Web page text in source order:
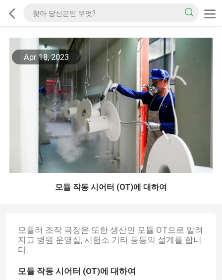
Apr 18, 2023
모듈 작동 시어터 (OT)에 대하여
모듈러 조작 극장은 또한 생산인 모듈 OT으로 알려
지고 병원 운영실, 시험소 기타 등등의 설계를 합니
다.
모듈 작동 시어터 (OT)에 대하여